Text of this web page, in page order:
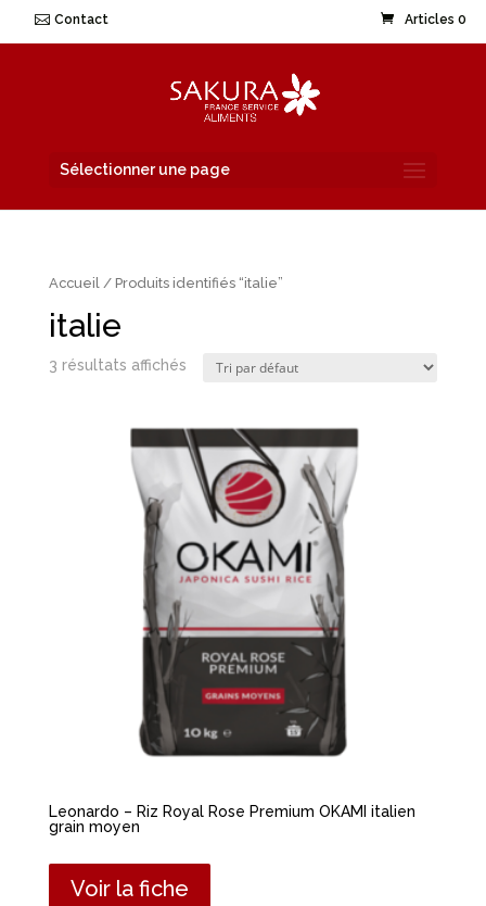
Contact Articles 0
Sélectionner une page
Accueil/ Produits identifiés “italie”
italie
3 résultats affichés
Leonardo – Riz Royal Rose Premium OKAMI italien
grain moyen
Voir la fiche